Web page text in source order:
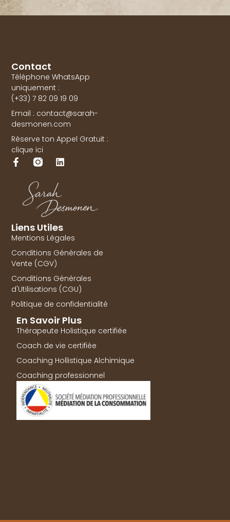
Contact
Téléphone WhatsApp
uniquement :
(+33) 7 82 09 19 09
Email : contact@sarah-
desmonen.com
Réserve ton Appel Gratuit :
clique ici
Liens Utiles
Mentions Légales
Conditions Générales de
Vente (CGV)
Conditions Générales
d'Utilisations (CGU)
Politique de confidentialité
En Savoir Plus
Thérapeute Holistique certifiée
Coach de vie certifiée
Coaching Hollistique Alchimique
Coaching professionnel